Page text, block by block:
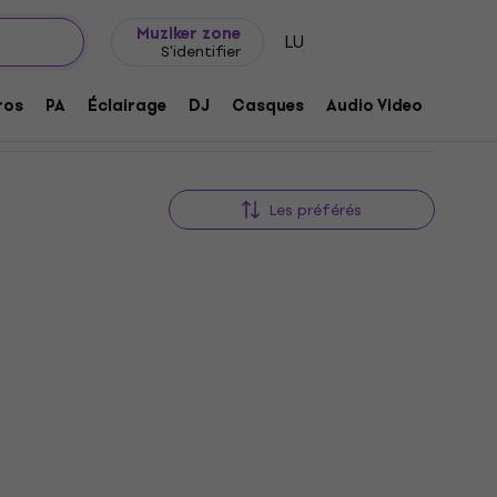
Muziker zone
S'identifier LU
PA Éclairage DJ Casques Audio Video
Les préférés